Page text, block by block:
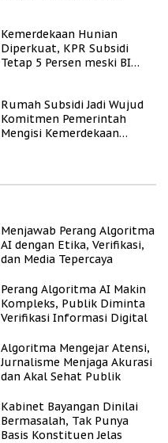
Kemerdekaan Hunian
Diperkuat, KPR Subsidi
Tetap 5 Persen meski BI
Rumah Subsidi Jadi Wujud
Komitmen Pemerintah
Mengisi Kemerdekaan
Menjawab Perang Algoritma
AI dengan Etika, Verifikasi,
dan Media Tepercaya
Perang Algoritma AI Makin
Kompleks, Publik Diminta
Verifikasi Informasi Digital
Algoritma Mengejar Atensi,
Jurnalisme Menjaga Akurasi
dan Akal Sehat Publik
Kabinet Bayangan Dinilai
Bermasalah, Tak Punya
Basis Konstituen Jelas